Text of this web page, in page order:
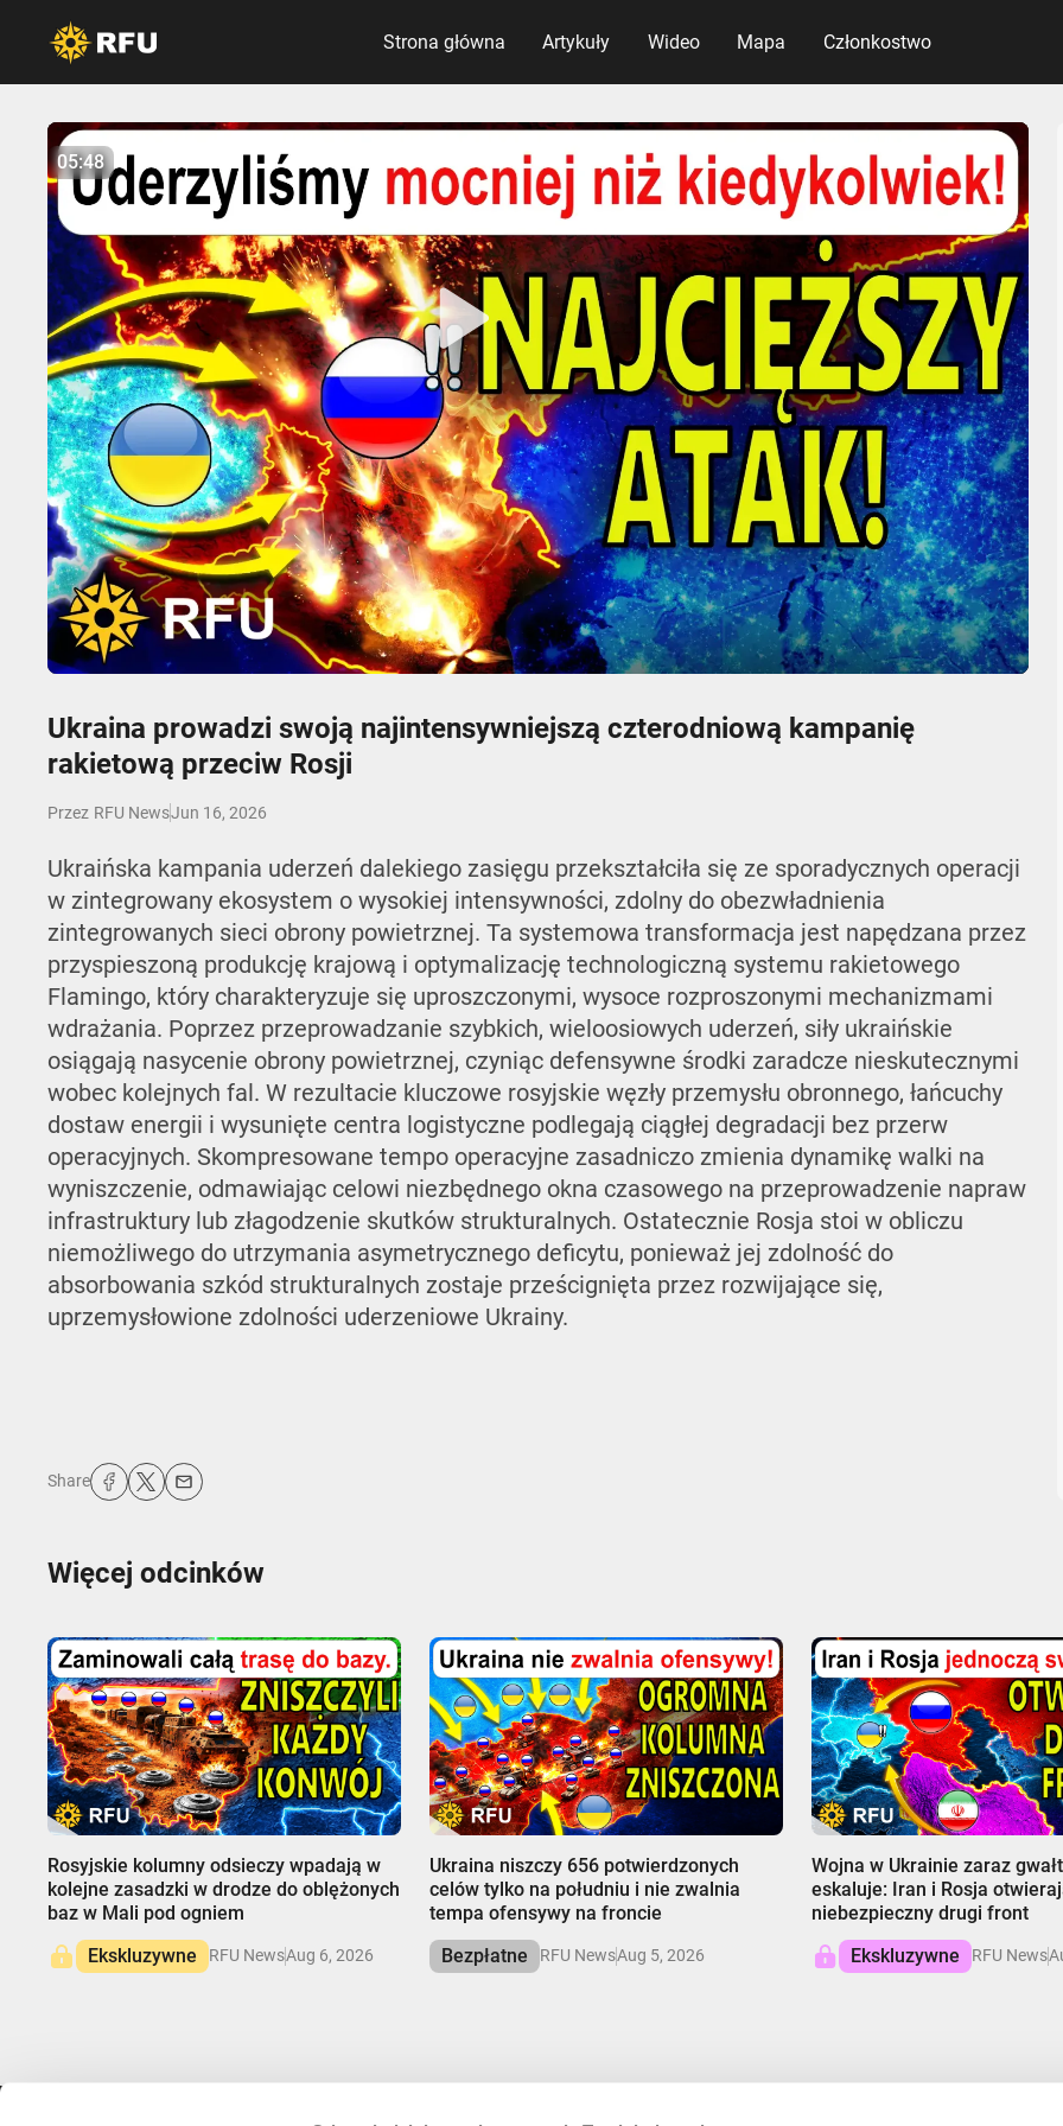
Strona główna Artykuły Wideo Mapa Członkostwo
Play
05:47
Mute Settings
Enter
No items found.
05:48
Ukraina prowadzi swoją najintensywniejszą czterodniową kampanię
rakietową przeciw Rosji
Przez RFU NewsJun 16, 2026
Ukraińska kampania uderzeń dalekiego zasięgu przekształciła się ze sporadycznych operacji
w zintegrowany ekosystem o wysokiej intensywności, zdolny do obezwładnienia
zintegrowanych sieci obrony powietrznej. Ta systemowa transformacja jest napędzana przez
przyspieszoną produkcję krajową i optymalizację technologiczną systemu rakietowego
Flamingo, który charakteryzuje się uproszczonymi, wysoce rozproszonymi mechanizmami
wdrażania. Poprzez przeprowadzanie szybkich, wieloosiowych uderzeń, siły ukraińskie
osiągają nasycenie obrony powietrznej, czyniąc defensywne środki zaradcze nieskutecznymi
wobec kolejnych fal. W rezultacie kluczowe rosyjskie węzły przemysłu obronnego, łańcuchy
dostaw energii i wysunięte centra logistyczne podlegają ciągłej degradacji bez przerw
operacyjnych. Skompresowane tempo operacyjne zasadniczo zmienia dynamikę walki na
wyniszczenie, odmawiając celowi niezbędnego okna czasowego na przeprowadzenie napraw
infrastruktury lub złagodzenie skutków strukturalnych. Ostatecznie Rosja stoi w obliczu
niemożliwego do utrzymania asymetrycznego deficytu, ponieważ jej zdolność do
absorbowania szkód strukturalnych zostaje prześcignięta przez rozwijające się,
uprzemysłowione zdolności uderzeniowe Ukrainy.
Share
Więcej odcinków
Rosyjskie kolumny odsieczy wpadają w
kolejne zasadzki w drodze do oblężonych
baz w Mali pod ogniem
Ekskluzywne
RFU NewsAug 6, 2026
Ukraina niszczy 656 potwierdzonych
celów tylko na południu i nie zwalnia
tempa ofensywy na froncie
Bezpłatne
RFU NewsAug 5, 2026
Wojna w Ukrainie zaraz
eskaluje: Iran i Rosja
niebezpieczny drugi front
Ekskluzywne
RFU News